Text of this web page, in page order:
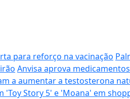
para reforço na vacinação
Anvisa aprova
a aumentar a testosterona
Story 5' e 'Moana' em